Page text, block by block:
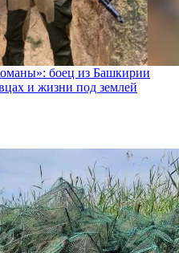
боец из Башкирии
и жизни под землей